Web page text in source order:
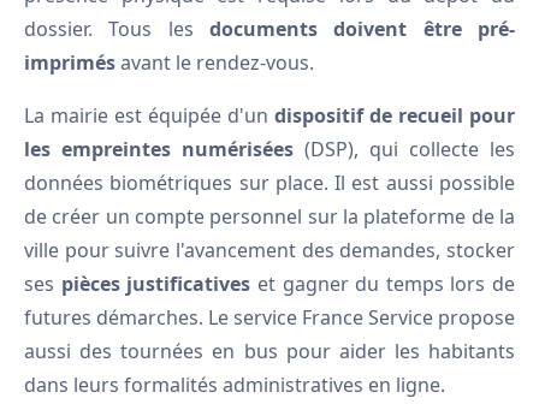
dossier. Tous les documents doivent être pré-
imprimésavant le rendez-vous.
La mairie est équipée d'un dispositif de recueil pour
les empreintes numérisées (DSP), qui collecte les
données biométriques sur place. Il est aussi possible
de créer un compte personnel sur la plateforme de la
ville pour suivre l'avancement des demandes, stocker
ses pièces justificatives et gagner du temps lors de
futures démarches. Le service France Service propose
aussi des tournées en bus pour aider les habitants
dans leurs formalités administratives en ligne.